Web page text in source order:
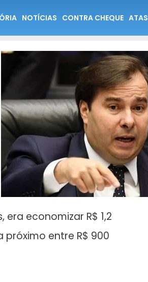
NOTÍCIAS CONTRA CHEQUE ATAS
economizar R$ 1,2
entre R$ 900